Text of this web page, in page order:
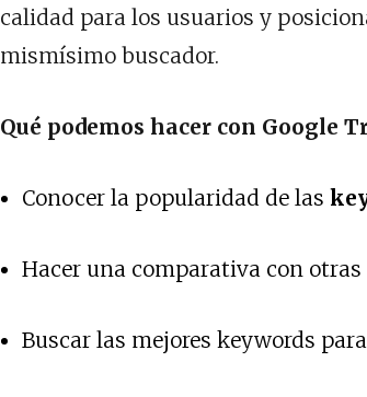
calidad para los usuarios y
mismísimo buscador.
Qué podemos hacer con Google
Conocer la popularidad de las
Hacer una comparativa con otras
Buscar las mejores keywords